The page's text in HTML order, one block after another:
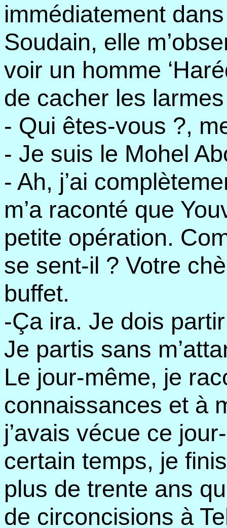
immédiatement
Soudain, elle
voir un homme
de cacher les
- Qui êtes-vous ?,
- Je suis le Mohel
- Ah, j’ai
m’a raconté que
petite opération.
se sent-il ? Votre
buffet.
-Ça ira. Je dois
Je partis sans
Le jour-même, je
connaissances et à
j’avais vécue ce
certain temps, je
plus de trente ans
de circoncisions à